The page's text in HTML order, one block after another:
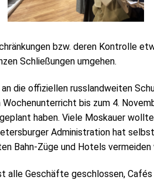
bzw. deren Kontrolle
Schließungen umgehen.
die offiziellen russlandweiten
bis zum 4.
haben. Viele Moskauer
Administration hat
Bahn-Züge und Hotels
alle Geschäfte geschlossen,